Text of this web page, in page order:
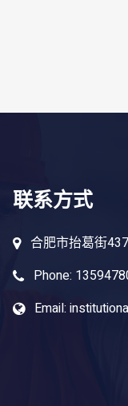
联系方式
合肥市抬葛街
Phone:
Email: